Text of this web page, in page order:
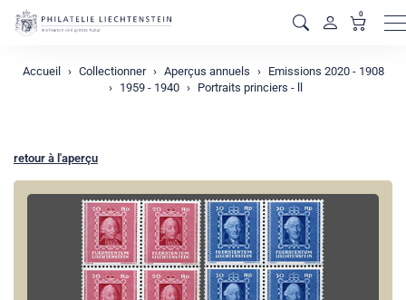
0
Accueil Collectionner Aperçus annuels
Emissions 2020 - 1908
1959 - 1940
Portraits princiers - ll
retour à l'aperçu